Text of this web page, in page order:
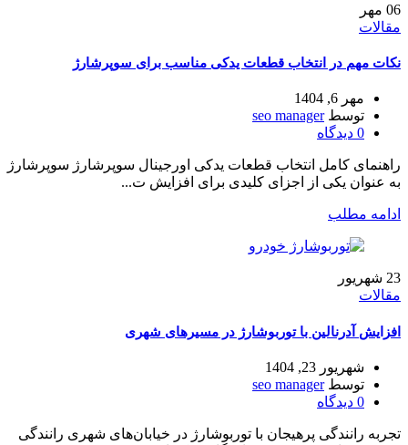
06 مهر
مقالات
نکات مهم در انتخاب قطعات یدکی مناسب برای سوپرشارژ
مهر 6, 1404
توسط seo manager
0 دیدگاه
راهنمای کامل انتخاب قطعات یدکی اورجینال سوپرشارژ سوپرشارژ
به عنوان یکی از اجزای کلیدی برای افزایش ت...
ادامه مطلب
23 شهریور
مقالات
افزایش آدرنالین با توربوشارژ در مسیرهای شهری
شهریور 23, 1404
توسط seo manager
0 دیدگاه
تجربه رانندگی پرهیجان با توربوشارژ در خیابان‌های شهری رانندگی